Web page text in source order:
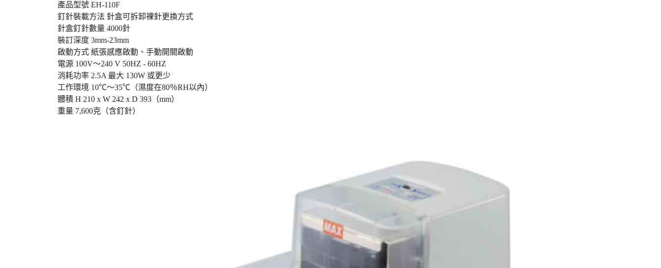
產品型號 EH-110F
釘針裝載方法 針盒可拆卸裸針更換方式
針盒釘針數量 4000針
裝訂深度 3mm-23mm
啟動方式 紙張感應啟動、手動開關啟動
電源 100V～240 V 50HZ - 60HZ
消耗功率 2.5A 最大 130W 或更少
工作環境 10℃〜35℃（濕度在80％RH以內）
體積 H 210 x W 242 x D 393（mm）
重量 7,600克（含釘針）